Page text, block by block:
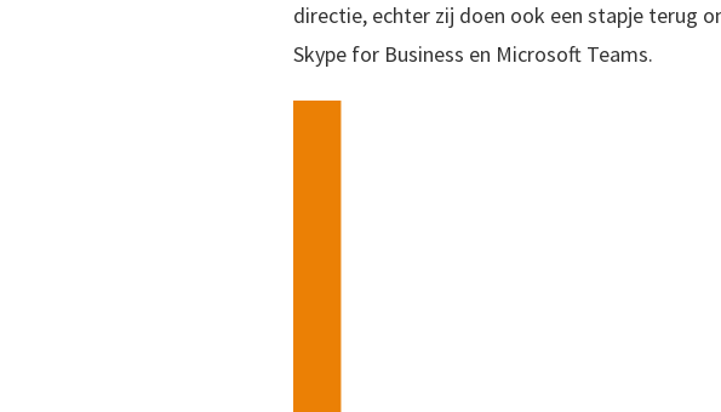
directie, echter zij doen ook een stapje terug
Skype for Business en Microsoft Teams.